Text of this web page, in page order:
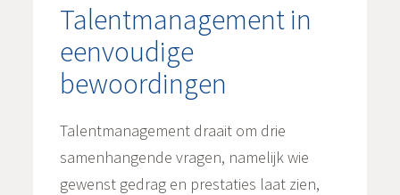
Talentmanagement in
eenvoudige
bewoordingen
Talentmanagement draait om drie
samenhangende vragen, namelijk wie
gewenst gedrag en prestaties laat zien,